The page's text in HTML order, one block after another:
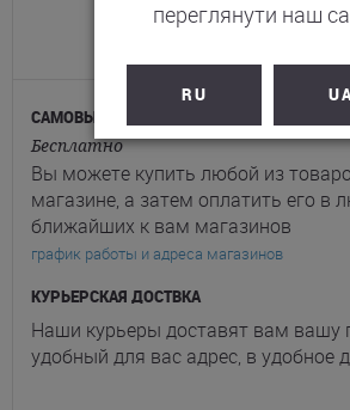
САМОВЫВОЗ ИЗ МАГАЗИНА
Бесплатно
Вы можете купить любой из
магазине, а затем оплатить его в
ближайших к вам магазинов
график работы и адреса магазинов
КУРЬЕРСКАЯ ДОСТВКА
Наши курьеры доставят вам вашу
удобный для вас адрес, в удобное
переглянути наш
RU UA